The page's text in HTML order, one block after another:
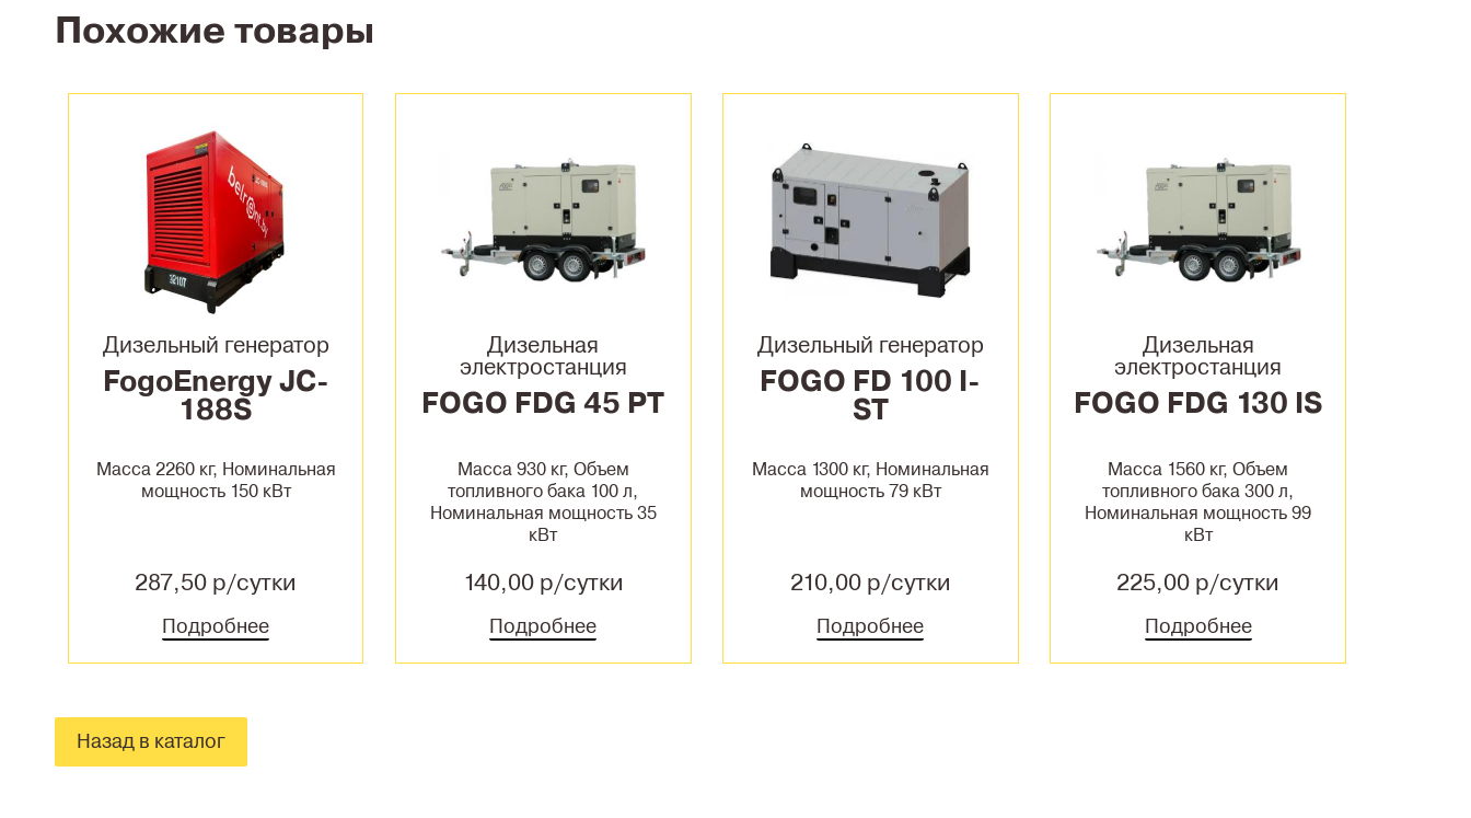
Похожие товары
Дизельный генератор
FogoEnergy JC-
188S
Масса 2260 кг, Номинальная
мощность 150 кВт
Подробнее
287,50 р/сутки
Дизельная
электростанция
FOGO FDG 45 PT
Масса 930 кг, Объем
топливного бака 100 л,
Номинальная мощность 35
кВт
Подробнее
140,00 р/сутки
Дизельный генератор
FOGO FD 100 I-
ST
Масса 1300 кг, Номинальная
мощность 79 кВт
Подробнее
210,00 р/сутки
Дизельная
электростанция
FOGO FDG 130 IS
Масса 1560 кг, Объем
топливного бака 300 л,
Номинальная мощность 99
кВт
Подробнее
225,00 р/сутки
Назад в каталог